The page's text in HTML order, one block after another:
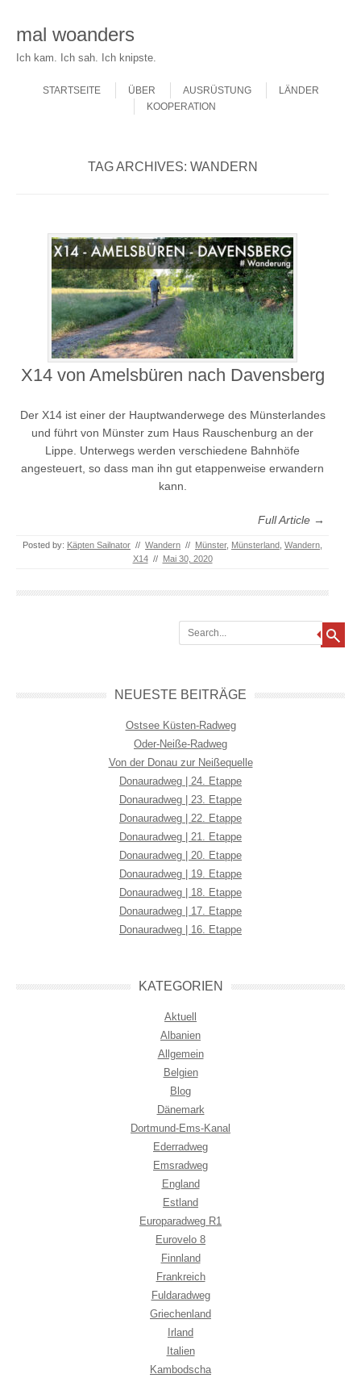
mal woanders
Ich kam. Ich sah. Ich knipste.
Menu
STARTSEITE
ÜBER AUSRÜSTUNG
LÄNDER
KOOPERATION
TAG ARCHIVES: WANDERN
X14 von Amelsbüren nach Davensberg
Der X14 ist einer der Hauptwanderwege des Münsterlandes
und führt von Münster zum Haus Rauschenburg an der
Lippe. Unterwegs werden verschiedene Bahnhöfe
angesteuert, so dass man ihn gut etappenweise erwandern
kann.
Full Article →
Posted by: Käpten Sailnator // Wandern // Münster, Münsterland Wandern
X14 // Mai 30, 2020
Search
NEUESTE BEITRÄGE
Ostsee Küsten-Radweg
Oder-Neiße-Radweg
Von der Donau zur Neißequelle
Donauradweg | 24. Etappe
Donauradweg | 23. Etappe
Donauradweg | 22. Etappe
Donauradweg | 21. Etappe
Donauradweg | 20. Etappe
Donauradweg | 19. Etappe
Donauradweg | 18. Etappe
Donauradweg | 17. Etappe
Donauradweg | 16. Etappe
KATEGORIEN
Aktuell
Albanien
Allgemein
Belgien
Blog
Dänemark
Dortmund-Ems-Kanal
Ederradweg
Emsradweg
England
Estland
Europaradweg R1
Eurovelo 8
Finnland
Frankreich
Fuldaradweg
Griechenland
Irland
Italien
Kambodscha